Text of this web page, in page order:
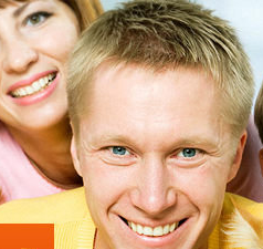
to Navigation